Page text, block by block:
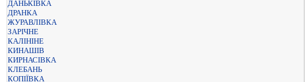
ДАНЬКІВКА
ДРАНКА
ЖУРАВЛІВКА
ЗАРІЧНЕ
КАЛІНІНЕ
КИНАШІВ
КИРНАСІВКА
КЛЕБАНЬ
КОПІЇВКА